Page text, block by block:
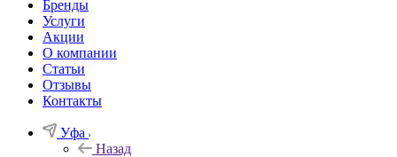
Бренды
Услуги
Акции
О компании
Статьи
Отзывы
Контакты
Уфа
Назад